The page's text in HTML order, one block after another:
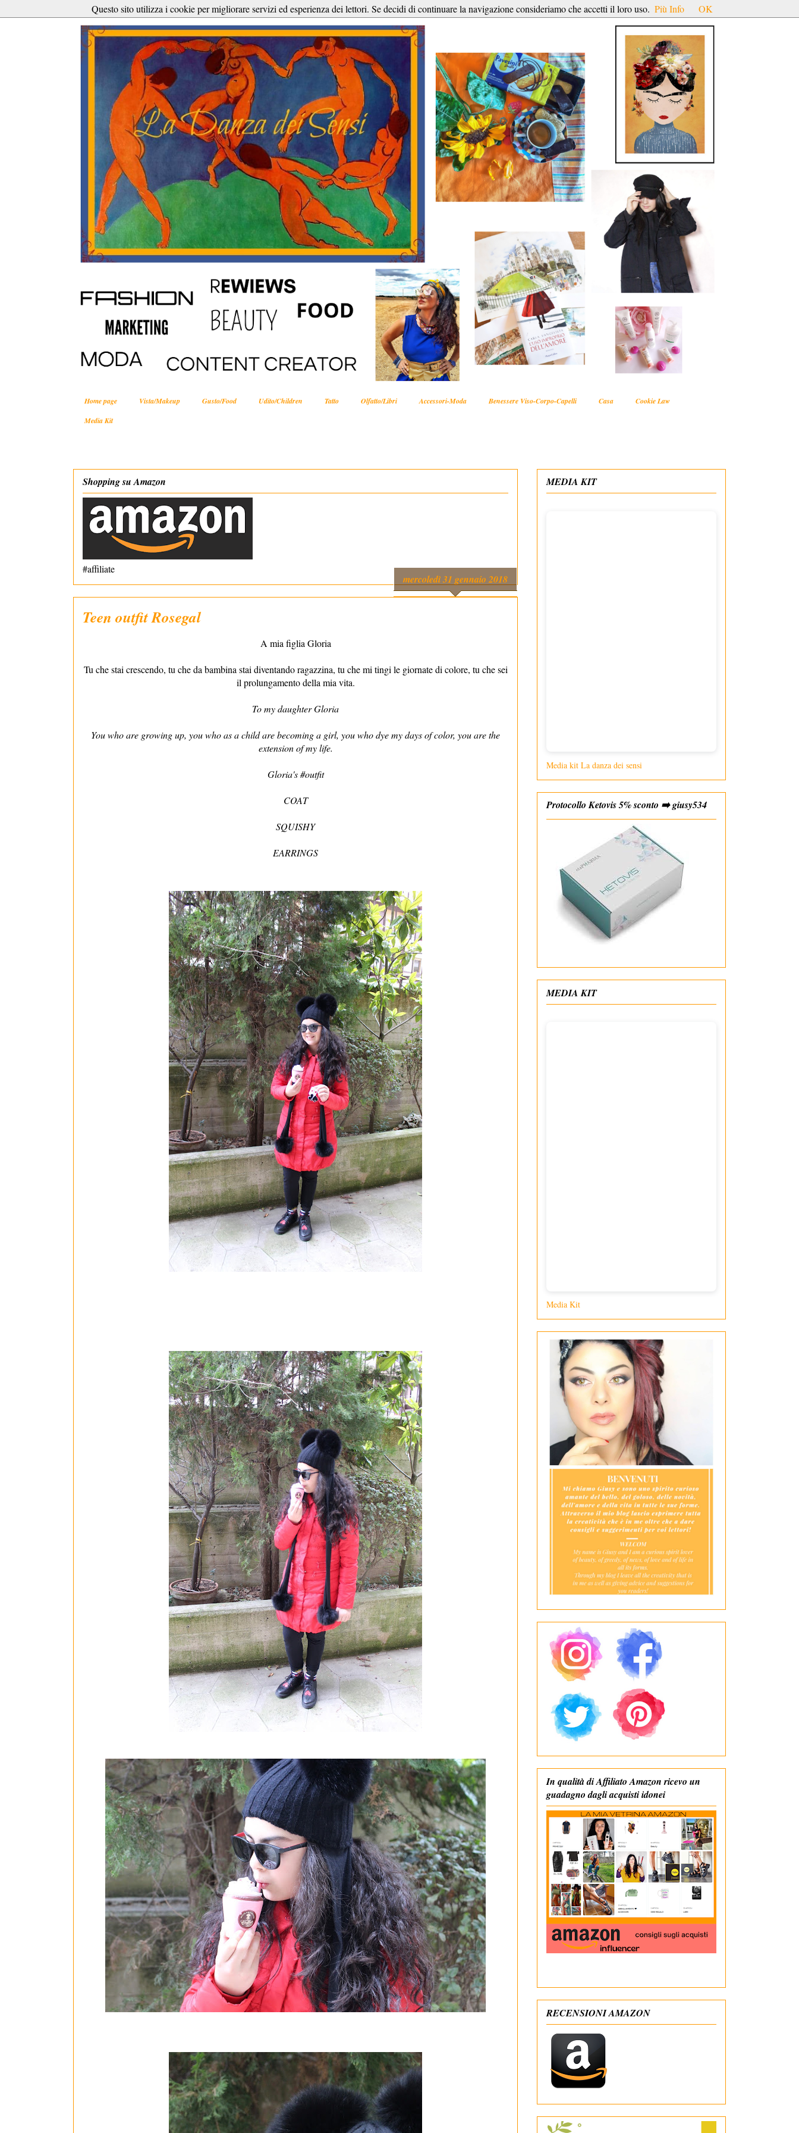
Home page Vista/Makeup Gusto/Food Udito/Children Tatto Olfatto/Libri Accessori-Moda Benessere Viso-Corpo-Capelli Casa
Cookie Law
Media Kit
Shopping su Amazon
#affiliate
mercoledì 31 gennaio 2018
Teen outfit Rosegal
A mia figlia Gloria
Tu che stai crescendo, tu che da bambina stai diventando ragazzina, tu che mi tingi le giornate di colore, tu che sei
il prolungamento della mia vita.
To my daughter Gloria
You who are growing up, you who as a child are becoming a girl, you who dye my days of color, you are the
extension of my life.
Gloria's #outfit
COAT
SQUISHY
EARRINGS
MEDIA KIT
Media kit La danza dei sensi
Protocollo Ketovis 5% sconto ➡️ giusy534
MEDIA KIT
Media Kit
In qualità di Affiliato Amazon ricevo un
guadagno dagli acquisti idonei
RECENSIONI AMAZON
Questo sito utilizza i cookie per migliorare servizi ed esperienza dei lettori. Se decidi di continuare la navigazione consideriamo che accetti il loro uso. Più Info OK